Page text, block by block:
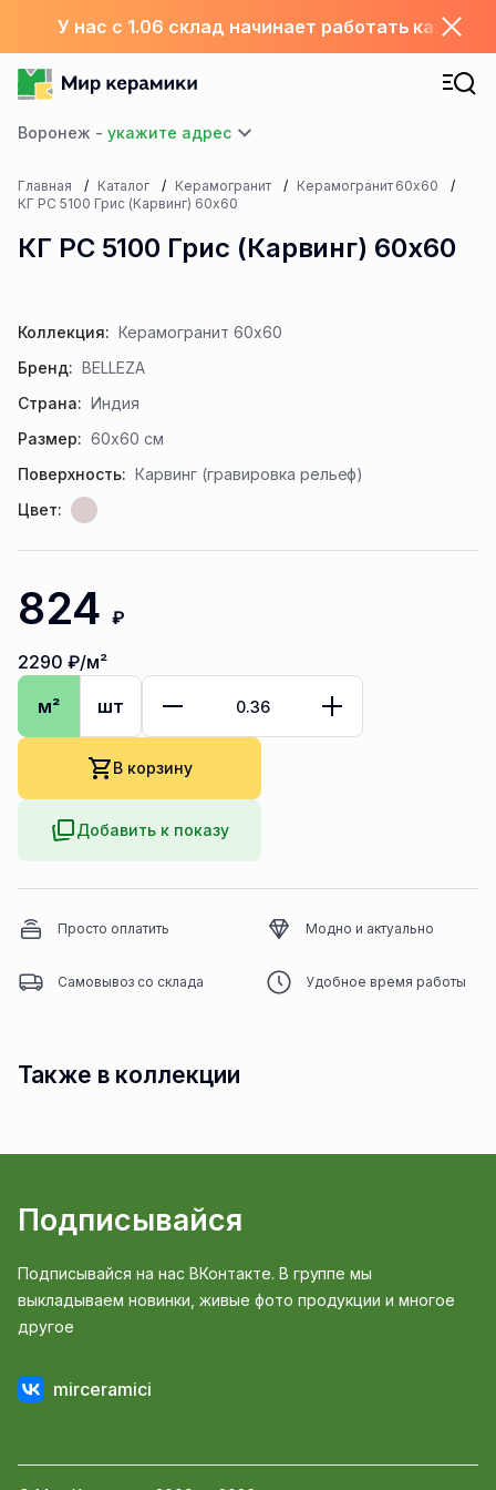
У нас с 1.06 склад начинает работать каждый
Воронеж -
Главная Каталог Керамогранит
Керамогранит 60х60
КГ РС 5100 Грис (Карвинг) 60х60
КГ РС 5100 Грис (Карвинг) 60х60
Коллекция: Керамогранит 60х60
Бренд: BELLEZA
Страна: Индия
Размер: 60x60 см
Поверхность: Карвинг (гравировка рельеф)
Цвет:
824 ₽
2290 ₽/м²
м²
шт
В корзину
Добавить к показу
Просто оплатить Модно и актуально
Самовывоз со склада Удобное время работы
Также в коллекции
Подписывайся
Подписывайся на нас ВКонтакте. В группе мы
выкладываем новинки, живые фото продукции и многое
другое
mirceramici